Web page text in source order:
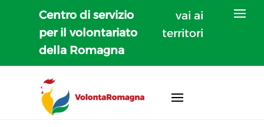
Centro di servizio
per il volontariato
della Romagna
vai ai
territori